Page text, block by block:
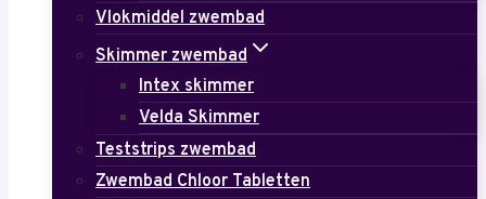
Vlokmiddel zwembad
Skimmer zwembad
Intex skimmer
Velda Skimmer
Teststrips zwembad
Zwembad Chloor Tabletten